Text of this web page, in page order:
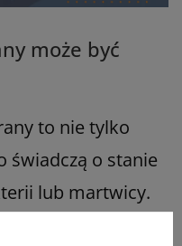
może być
to nie tylko
świadczą o stanie
lub martwicy.